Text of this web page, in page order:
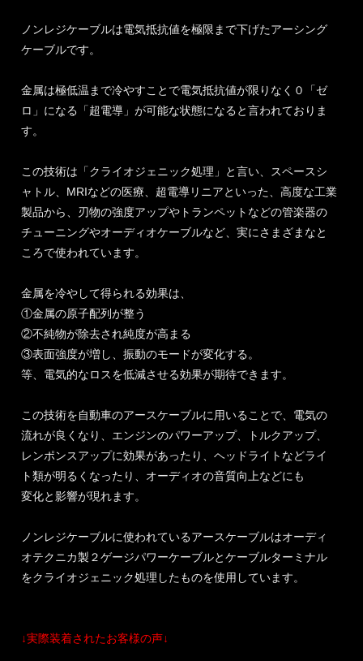
ノンレジケーブルは電気抵抗値を極限まで下げたアーシング
ケーブルです。
金属は極低温まで冷やすことで電気抵抗値が限りなく０「ゼ
ロ」になる「超電導」が可能な状態になると言われておりま
す。
この技術は「クライオジェニック処理」と言い、スペースシ
ャトル、MRIなどの医療、超電導リニアといった、高度な工業
製品から、刃物の強度アップやトランペットなどの管楽器の
チューニングやオーディオケーブルなど、実にさまざまなと
ころで使われています。
金属を冷やして得られる効果は、
①金属の原子配列が整う
②不純物が除去され純度が高まる
③表面強度が増し、振動のモードが変化する。
等、電気的なロスを低減させる効果が期待できます。
この技術を自動車のアースケーブルに用いることで、電気の
流れが良くなり、エンジンのパワーアップ、トルクアップ、
レンポンスアップに効果があったり、ヘッドライトなどライ
ト類が明るくなったり、オーディオの音質向上などにも
変化と影響が現れます。
ノンレジケーブルに使われているアースケーブルはオーディ
オテクニカ製２ゲージパワーケーブルとケーブルターミナル
をクライオジェニック処理したものを使用しています。
↓実際装着されたお客様の声↓